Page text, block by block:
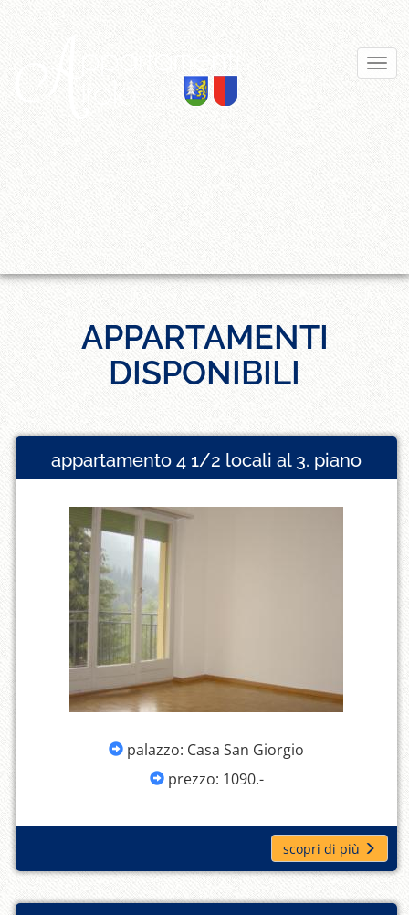
APPARTAMENTI
DISPONIBILI
appartamento 4 1/2 locali al 3. piano
palazzo: Casa San Giorgio
prezzo: 1090.-
scopri di più